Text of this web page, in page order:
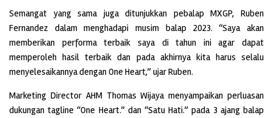
Semangat yang sama juga ditunjukkan pebalap MXGP, Ruben
Fernandez dalam menghadapi musim balap 2023. “Saya akan
memberikan performa terbaik saya di tahun ini agar dapat
memperoleh hasil terbaik dan pada akhirnya kita harus selalu
menyelesaikannya dengan One Heart,” ujar Ruben.
Marketing Director AHM Thomas Wijaya menyampaikan perluasan
dukungan tagline “One Heart.” dan “Satu Hati.” pada 3 ajang balap